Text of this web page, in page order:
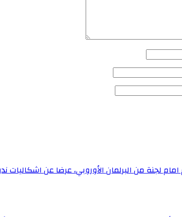
لجنة من البرلمان الأوروبي، عرضا عن اشكاليات